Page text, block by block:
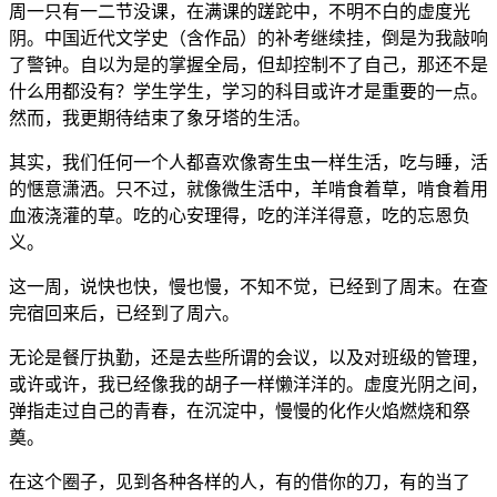
周一只有一二节没课，在满课的蹉跎中，不明不白的虚度光
阴。中国近代文学史（含作品）的补考继续挂，倒是为我敲响
了警钟。自以为是的掌握全局，但却控制不了自己，那还不是
什么用都没有？学生学生，学习的科目或许才是重要的一点。
然而，我更期待结束了象牙塔的生活。
其实，我们任何一个人都喜欢像寄生虫一样生活，吃与睡，活
的惬意潇洒。只不过，就像微生活中，羊啃食着草，啃食着用
血液浇灌的草。吃的心安理得，吃的洋洋得意，吃的忘恩负
义。
这一周，说快也快，慢也慢，不知不觉，已经到了周末。在查
完宿回来后，已经到了周六。
无论是餐厅执勤，还是去些所谓的会议，以及对班级的管理，
或许或许，我已经像我的胡子一样懒洋洋的。虚度光阴之间，
弹指走过自己的青春，在沉淀中，慢慢的化作火焰燃烧和祭
奠。
在这个圈子，见到各种各样的人，有的借你的刀，有的当了